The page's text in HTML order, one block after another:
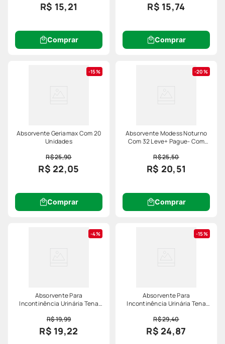
R$ 15,21
Comprar
R$ 15,74
Comprar
15%
Absorvente Geriamax Com 20
Unidades
R$ 25,90
R$ 22,05
Comprar
20%
Absorvente Modess Noturno
Com 32 Leve+ Pague- Com
R$ 25,50
R$ 20,51
Comprar
4%
Absorvente Para
Incontinência Urinária Tena
Unidades
R$ 19,99
R$ 19,22
15%
Absorvente Para
Incontinência Urinária Tena
Unidades
R$ 29,40
R$ 24,87